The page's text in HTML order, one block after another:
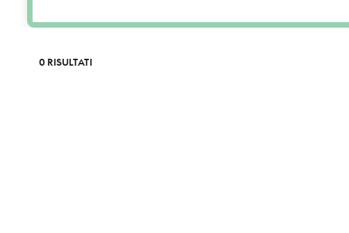
0 RISULTATI